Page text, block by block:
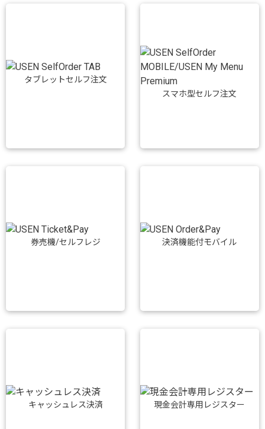
タブレットセルフ注文
スマホ型セルフ注文
券売機/セルフレジ 決済機能付モバイル
キャッシュレス決済 現金会計専用レジスター